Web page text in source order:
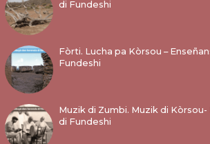
di Fundeshi
Fòrti. Lucha pa Kòrsou –
Fundeshi
Muzik di Zumbi. Muzik di Kòrsou-
di Fundeshi